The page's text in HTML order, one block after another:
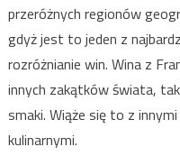
przeróżnych regionów
gdyż jest to jeden z
rozróżnianie win. Wina z
innych zakątków świata,
smaki. Wiąże się to z
kulinarnymi.